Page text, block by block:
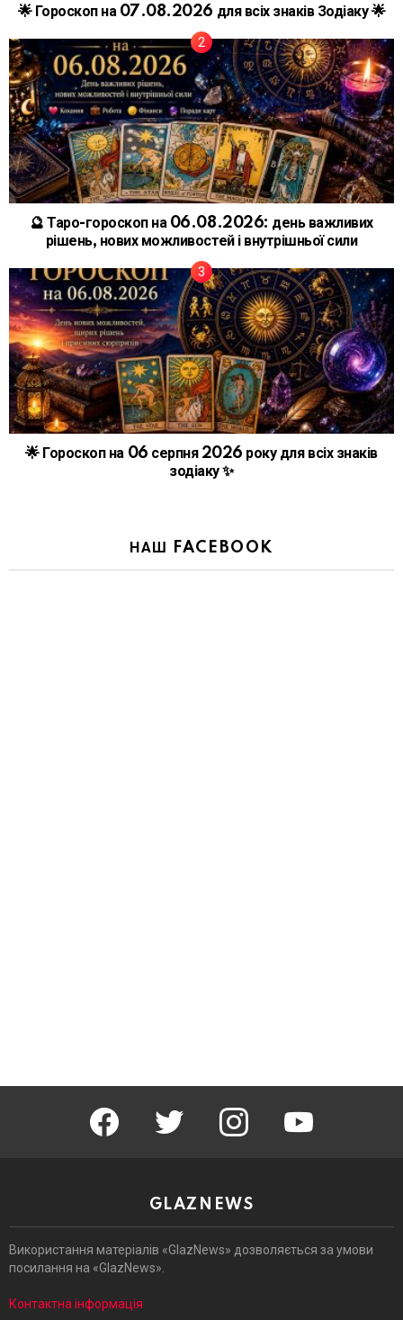
🌟 Гороскоп на 07.08.2026 для всіх знаків Зодіаку 🌟
🔮 Таро-гороскоп на 06.08.2026: день важливих
рішень, нових можливостей і внутрішньої сили
🌟 Гороскоп на 06 серпня 2026 року для всіх знаків
зодіаку ✨
НАШ FACEBOOK
facebook twitter instagram
GLAZNEWS
Використання матеріалів «GlazNews» дозволяється за умови
посилання на «GlazNews».
Контактна інформація